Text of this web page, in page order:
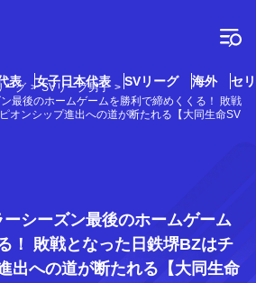
表 女子日本代表 SVリーグ 海外 セ
ーグ
SVリーグ男子
最後のホームゲームを勝利で締めくくる！ 敗戦
オンシップ進出への道が断たれる【大同生命SV
シーズン最後のホームゲーム
！ 敗戦となった日鉄堺BZはチ
出への道が断たれる【大同生命